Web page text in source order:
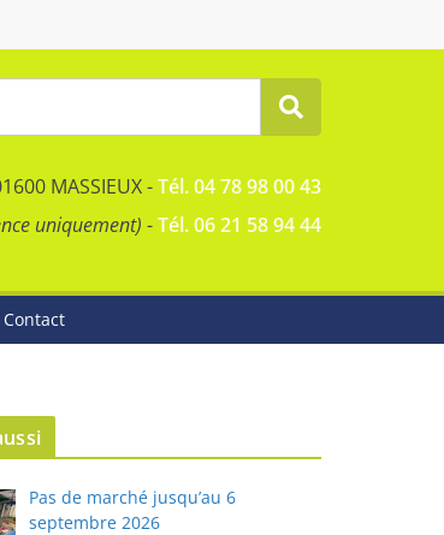
MASSIEUX -Tél. 04 78 98 00 43
uniquement) -Tél. 06 21 58 94 44
Contact
Pas de marché jusqu’au 6
septembre 2026